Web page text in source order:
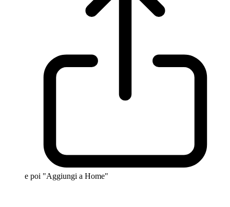
e poi "Aggiungi a Home"